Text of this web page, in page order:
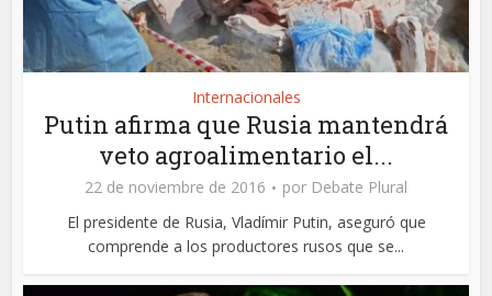
Internacionales
Putin afirma que Rusia mantendrá
veto agroalimentario el...
22 de noviembre de 2016 por Debate Plural
El presidente de Rusia, Vladímir Putin, aseguró que
comprende a los productores rusos que se...